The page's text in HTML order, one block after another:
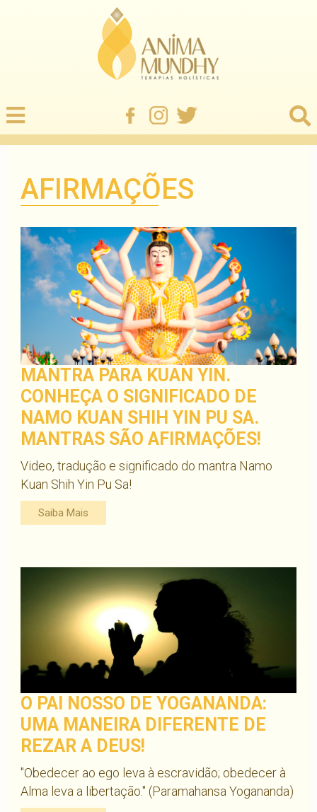
AFIRMAÇÕES
MANTRA PARA KUAN YIN.
CONHEÇA O SIGNIFICADO DE
NAMO KUAN SHIH YIN PU SA.
MANTRAS SÃO AFIRMAÇÕES!
Video, tradução e significado do mantra Namo
Kuan Shih Yin Pu Sa!
Saiba Mais
O PAI NOSSO DE YOGANANDA:
UMA MANEIRA DIFERENTE DE
REZAR A DEUS!
"Obedecer ao ego leva à escravidão; obedecer à
Alma leva a libertação." (Paramahansa Yogananda)